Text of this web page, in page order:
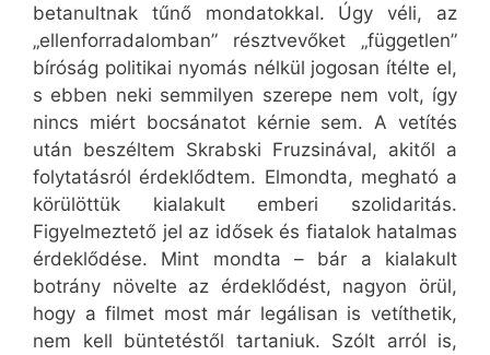
betanultnak tűnő mondatokkal. Úgy véli, az
„ellenforradalomban” résztvevőket „független”
bíróság politikai nyomás nélkül jogosan ítélte el,
s ebben neki semmilyen szerepe nem volt, így
nincs miért bocsánatot kérnie sem. A vetítés
után beszéltem Skrabski Fruzsinával, akitől a
folytatásról érdeklődtem. Elmondta, megható a
körülöttük kialakult emberi szolidaritás.
Figyelmeztető jel az idősek és fiatalok hatalmas
érdeklődése. Mint mondta – bár a kialakult
botrány növelte az érdeklődést, nagyon örül,
hogy a filmet most már legálisan is vetíthetik,
nem kell büntetéstől tartaniuk. Szólt arról is,